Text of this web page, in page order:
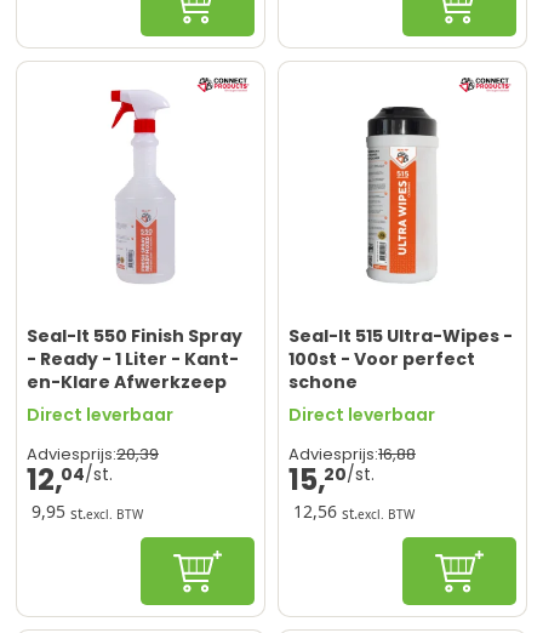
In winkelwagen In
Seal-It 550 Finish Spray
- Ready - 1 Liter - Kant-
en-Klare Afwerkzeep
Direct leverbaar
Adviesprijs:20,39
12,04
9,95 st.excl. BTW
In winkelwagen
Seal-It 515 Ultra-Wipes -
100st - Voor perfect
schone
gereedschappen en
afwerking
Direct leverbaar
Adviesprijs:16,88
15,20
12,56 st.excl. BTW
In